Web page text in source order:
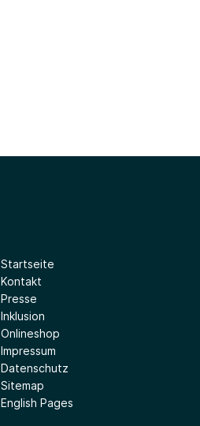
Startseite
Kontakt
Presse
Inklusion
Onlineshop
Impressum
Datenschutz
Sitemap
English Pages